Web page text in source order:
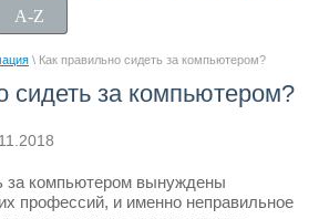
A-Z
\ Как правильно сидеть за компьютером?
сидеть за компьютером?
за компьютером вынуждены
профессий, и именно неправильное